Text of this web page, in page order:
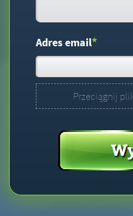
Adres email*
Przeciągnij